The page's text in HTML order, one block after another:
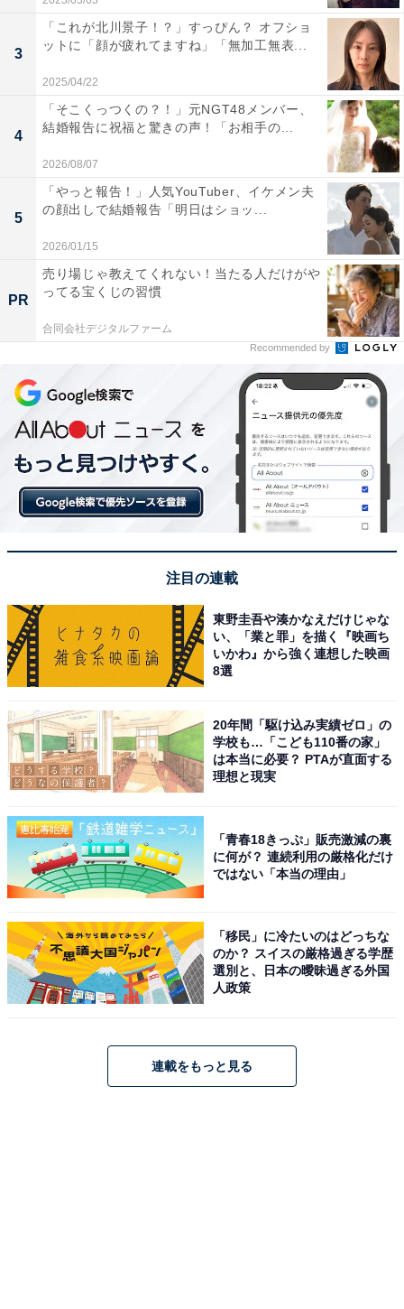
3
「これが北川景子！？」すっぴん？ オフショ
ットに「顔が疲れてますね」「無加工無表...
2025/04/22
4
「そこくっつくの？！」元NGT48メンバー、
結婚報告に祝福と驚きの声！「お相手の...
2026/08/07
5
「やっと報告！」人気YouTuber、イケメン夫
の顔出しで結婚報告「明日はショッ...
2026/01/15
PR
売り場じゃ教えてくれない！当たる人だけがや
ってる宝くじの習慣
合同会社デジタルファーム
Recommended by
注目の連載
東野圭吾や湊かなえだけじゃな
い、「業と罪」を描く『映画ち
いかわ』から強く連想した映画
8選
20年間「駆け込み実績ゼロ」の
学校も…「こども110番の家」
は本当に必要？ PTAが直面する
理想と現実
「青春18きっぷ」販売激減の裏
に何が？ 連続利用の厳格化だけ
ではない「本当の理由」
「移民」に冷たいのはどっちな
のか？ スイスの厳格過ぎる学歴
選別と、日本の曖昧過ぎる外国
人政策
連載をもっと見る